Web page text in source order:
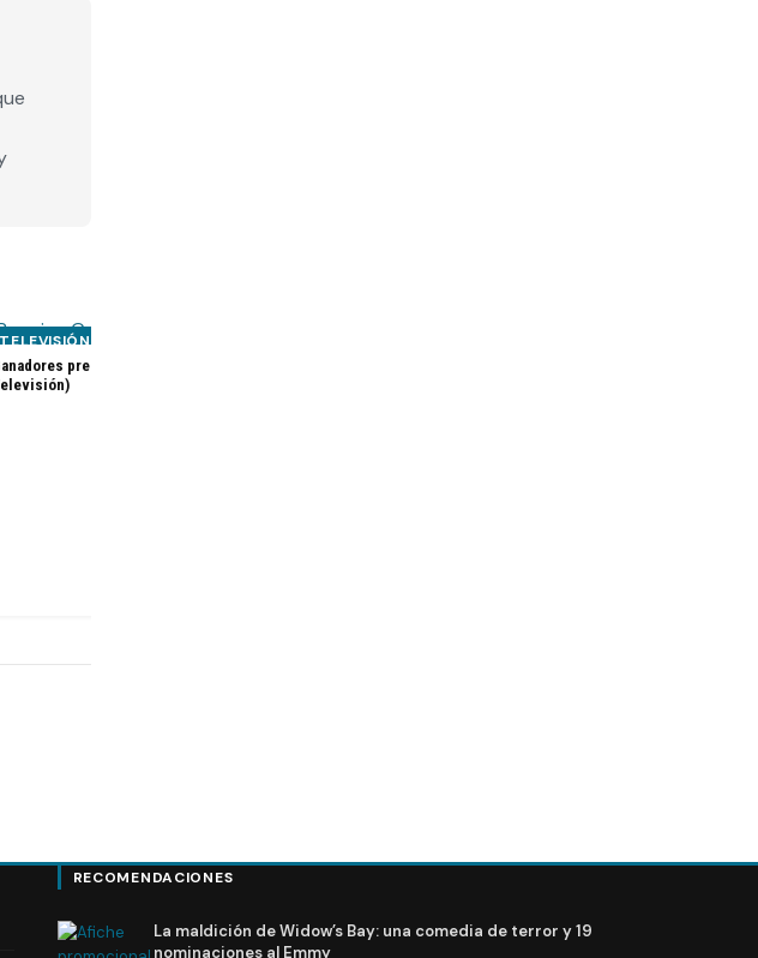
TELEVISIÓN
premios Golden Globes 2023 (Cine y
RECOMENDACIONES
La maldición de Widow’s Bay: una comedia de terror y 19
nominaciones al Emmy